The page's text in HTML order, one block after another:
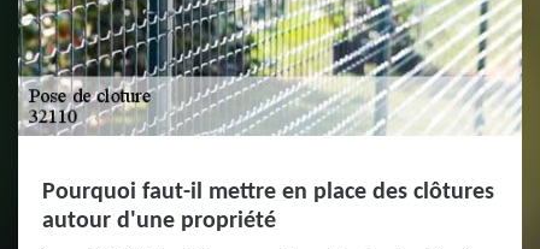
Pourquoi faut-il mettre en place des clôtures
autour d'une propriété